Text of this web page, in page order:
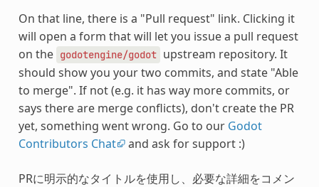
On that line, there is a "Pull request" link. Clicking it
will open a form that will let you issue a pull request
on the godotengine/godot upstream repository. It
should show you your two commits, and state "Able
to merge". If not (e.g. it has way more commits, or
says there are merge conflicts), don't create the PR
yet, something went wrong. Go to our Godot
Contributors Chat and ask for support :)
PRに明示的なタイトルを使用し、必要な詳細をコメン